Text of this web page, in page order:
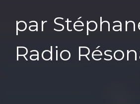
par
Radio